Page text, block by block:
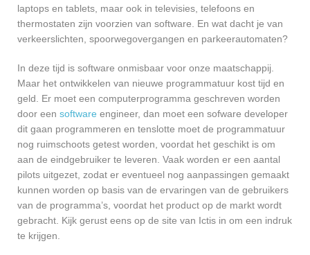
laptops en tablets, maar ook in televisies, telefoons en
thermostaten zijn voorzien van software. En wat dacht je van
verkeerslichten, spoorwegovergangen en parkeerautomaten?
In deze tijd is software onmisbaar voor onze maatschappij.
Maar het ontwikkelen van nieuwe programmatuur kost tijd en
geld. Er moet een computerprogramma geschreven worden
door een software engineer, dan moet een sofware developer
dit gaan programmeren en tenslotte moet de programmatuur
nog ruimschoots getest worden, voordat het geschikt is om
aan de eindgebruiker te leveren. Vaak worden er een aantal
pilots uitgezet, zodat er eventueel nog aanpassingen gemaakt
kunnen worden op basis van de ervaringen van de gebruikers
van de programma’s, voordat het product op de markt wordt
gebracht. Kijk gerust eens op de site van Ictis in om een indruk
te krijgen.